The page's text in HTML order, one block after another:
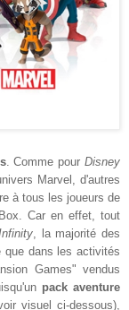
. Comme pourDisney
Marvel, d'autres
à tous les joueurs de
Car en effet, tout
, la majorité des
que dans les activités
Games" vendus
pack aventure
visuel ci-dessous),